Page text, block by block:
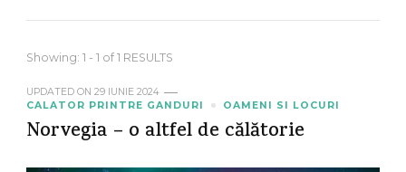
Showing: 1 - 1 of 1 RESULTS
UPDATED ON 29 IUNIE 2024
CALATOR PRINTRE GANDURI
OAMENI SI LOCURI
Norvegia – o altfel de călătorie